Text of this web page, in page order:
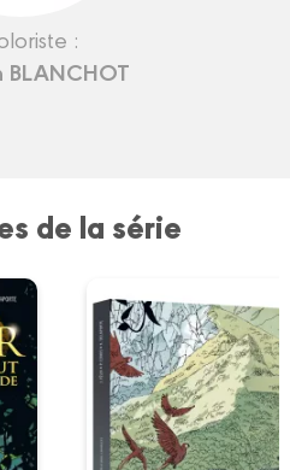
:
BLANCHOT
de la série